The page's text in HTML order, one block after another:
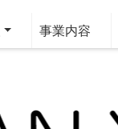
事業内容